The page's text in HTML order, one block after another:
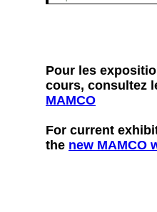
Pour les
cours, consultez
MAMCO
For current
the new MAMCO